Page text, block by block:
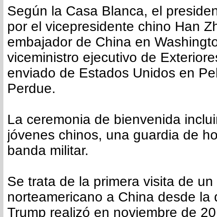
Según la Casa Blanca, el
por el vicepresidente chino Han
embajador de China en
viceministro ejecutivo de
enviado de Estados Unidos en
Perdue.
La ceremonia de bienvenida
jóvenes chinos, una guardia de
banda militar.
Se trata de la primera visita de
norteamericano a China desde la
Trump realizó en noviembre de